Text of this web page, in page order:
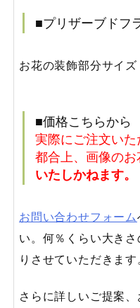
■プリザーブドフ
お花の装飾部分サイ
■価格こちらから
実際にご注文い
都合上、画像のお
いたしかねます。
お問い合わせフォーム
い。何％くらい大き
りさせていただきます
さらに詳しいご提案